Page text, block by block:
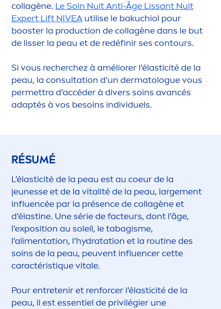
collagène. Le Soin Nuit Anti-Âge Lissant Nuit
Expert Lift NIVEA utilise le bakuchiol pour
booster la production de collagène dans le but
de lisser la peau et de redéfinir ses contours.
Si vous recherchez à améliorer l’élasticité de la
peau, la consultation d’un dermatologue vous
permettra d’accéder à divers soins avancés
adaptés à vos besoins individuels.
RÉSUMÉ
L’élasticité de la peau est au coeur de la
jeunesse et de la vitalité de la peau, largement
influencée par la présence de collagène et
d’élastine. Une série de facteurs, dont l’âge,
l’exposition au soleil, le tabagisme,
l’alimentation, l’hydratation et la routine des
soins de la peau, peuvent influencer cette
caractéristiquevitale.
Pour entretenir et renforcer l’élasticité de la
peau, il est essentiel de privilégier une